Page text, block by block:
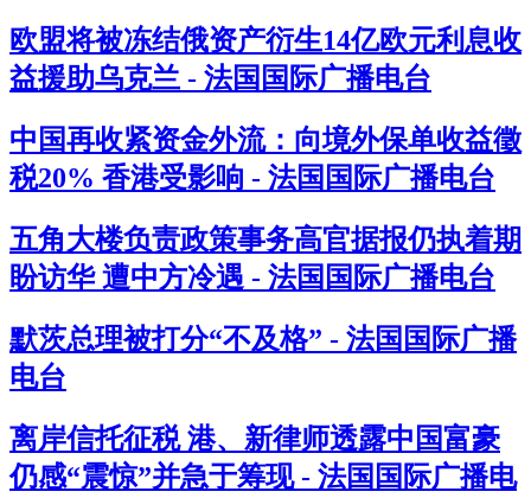
欧盟将被冻结俄资产衍生14亿欧元利息收
益援助乌克兰 - 法国国际广播电台
中国再收紧资金外流：向境外保单收益徵
税20% 香港受影响 - 法国国际广播电台
五角大楼负责政策事务高官据报仍执着期
盼访华 遭中方冷遇 - 法国国际广播电台
默茨总理被打分“不及格” - 法国国际广播
电台
离岸信托征税 港、新律师透露中国富豪
仍感“震惊”并急于筹现 - 法国国际广播电